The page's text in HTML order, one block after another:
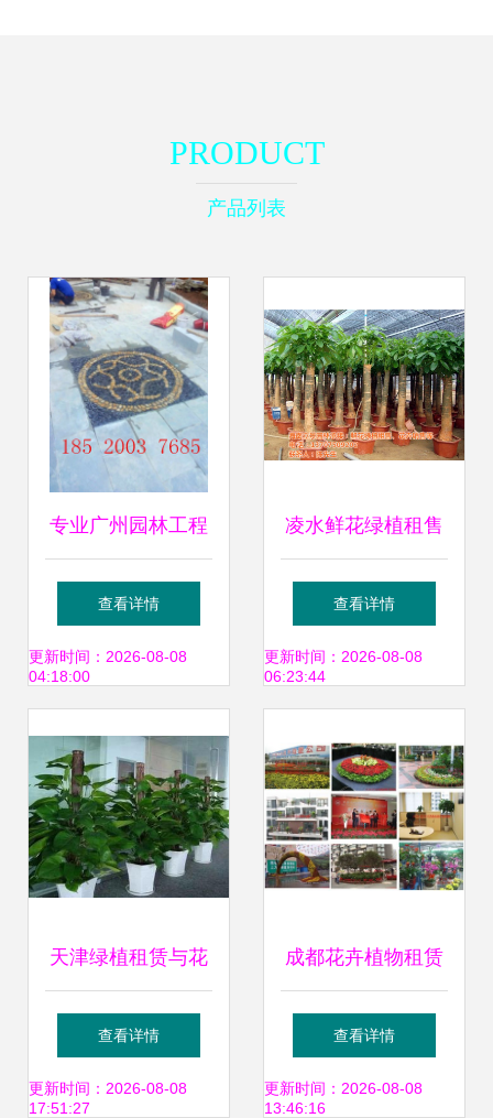
PRODUCT
产品列表
专业广州园林工程
服务 番禺幸福
family园林助力绿
租借
查看详情
更新时间：2026-08-08
04:18:00
凌水鲜花绿植租售
立景园林的专业之
选
查看详情
更新时间：2026-08-08
06:23:44
天津绿植租赁与花
卉配送服务全攻略
打造室内自然生态
查看详情
更新时间：2026-08-08
17:51:27
成都花卉植物租赁
产业现状与发展趋
势 以绿植出租基地
查看详情
更新时间：2026-08-08
13:46:16